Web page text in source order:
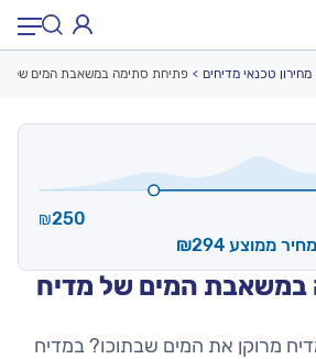
במשאבת המים של מדיח
מרוקן את המים שבתוכו? במדיח
₪250
מחיר ממוצע ₪294
מחירון טכנאי מדיחים פתיחת סתימה במשאבת המים של